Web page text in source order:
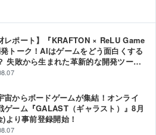
レポート】『KRAFTON × ReLU Game
トーク！AIはゲームをどう面白くする
失敗から生まれた革新的な開発ツール
リアル
宙からボードゲームが集結！オンライ
ゲーム『GALAST（ギャラスト）』8月
)より事前登録開始！